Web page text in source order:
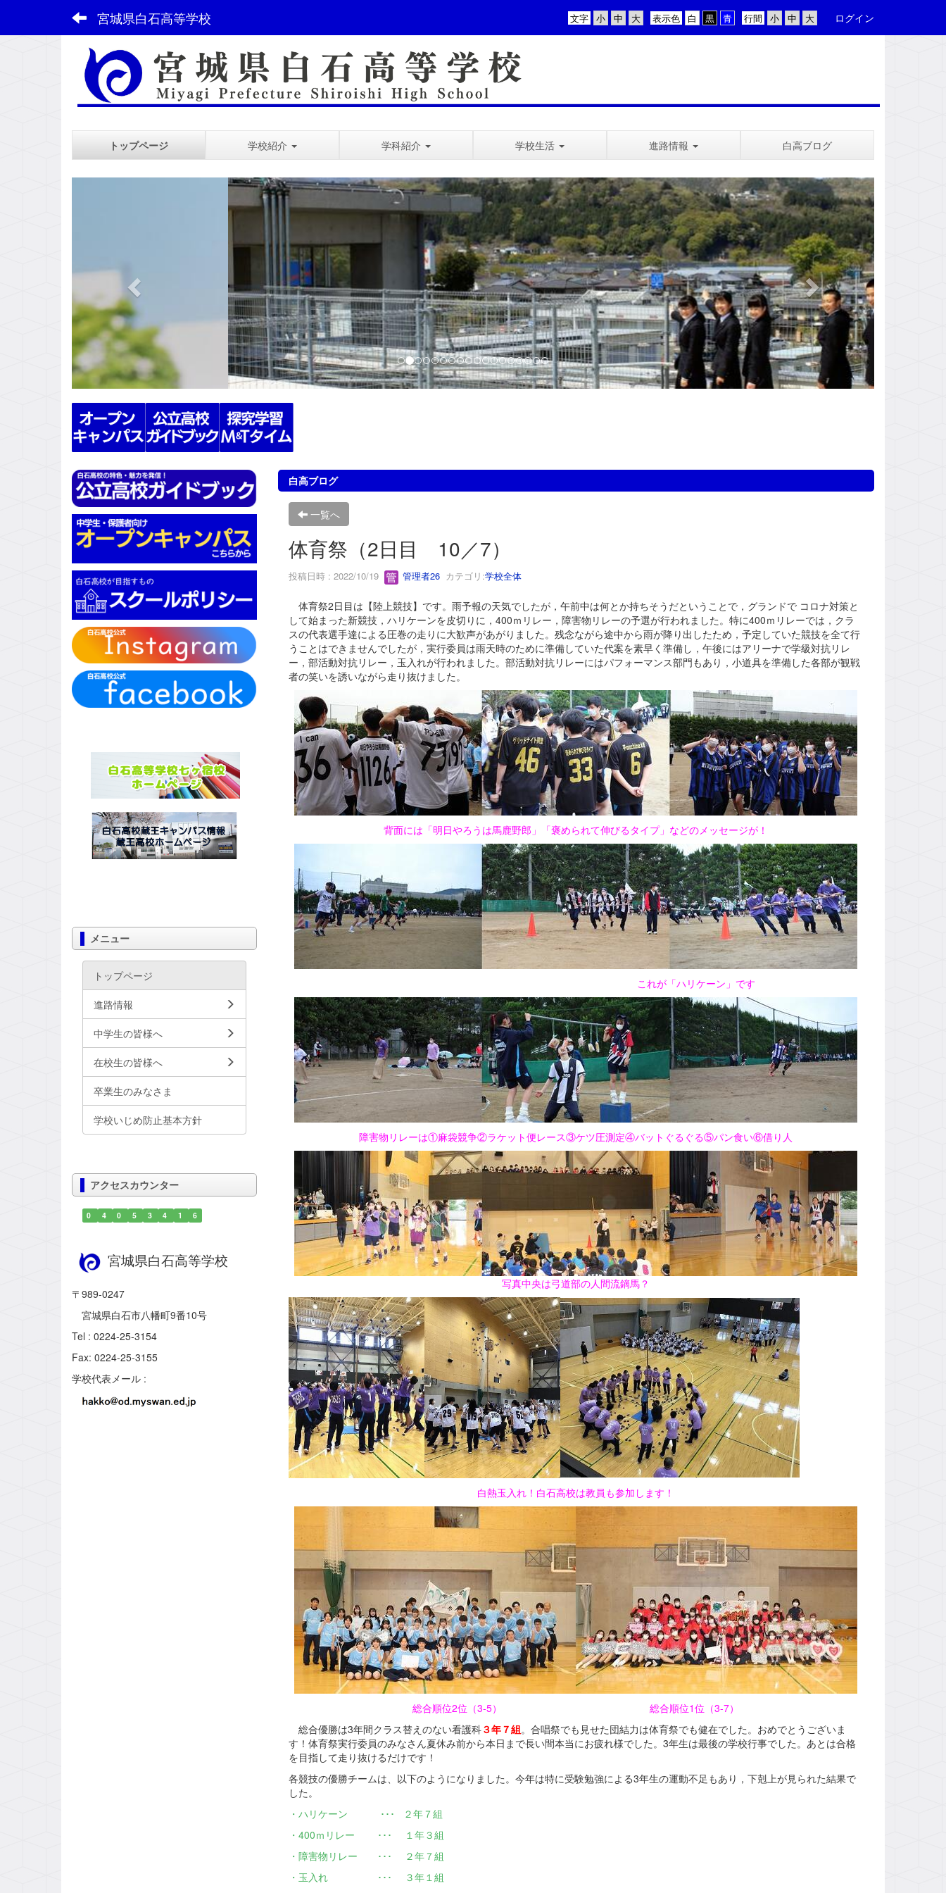
宮城県白石高等学校 行間
表示色
文字 ログイン
トップページ 学校紹介 学科紹介 学校生活 進路情報 白高ブログ
スペース
o
u
s
n
e
x
t
白高ブログ
一覧へ
体育祭（2日目 10／7）
投稿日時 : 2022/10/19 管理者26カテゴリ:学校全体
体育祭2日目は【陸上競技】です。雨予報の天気でしたが，午前中は何とか持ちそうだということで，グランドで コロナ対策と
して始まった新競技，ハリケーンを皮切りに，400ｍリレー，障害物リレーの予選が行われました。特に400ｍリレーでは，クラ
スの代表選手達による圧巻の走りに大歓声があがりました。残念ながら途中から雨が降り出したため，予定していた競技を全て行
うことはできませんでしたが，実行委員は雨天時のために準備していた代案を素早く準備し，午後にはアリーナで学級対抗リレ
ー，部活動対抗リレー，玉入れが行われました。部活動対抗リレーにはパフォーマンス部門もあり，小道具を準備した各部が観戦
者の笑いを誘いながら走り抜けました。
背面には「明日やろうは馬鹿野郎」「褒められて伸びるタイプ」などのメッセージが！
これが「ハリケーン」です
障害物リレーは①麻袋競争②ラケット便レース③ケツ圧測定④バットぐるぐる⑤パン食い⑥借り人
写真中央は弓道部の人間流鏑馬？
白熱玉入れ！白石高校は教員も参加します！
総合順位2位（3-5） 総合順位1位（3-7）
総合優勝は3年間クラス替えのない看護科３年７組。合唱祭でも見せた団結力は体育祭でも健在でした。おめでとうございま
す！体育祭実行委員のみなさん夏休み前から本日まで長い間本当にお疲れ様でした。3年生は最後の学校行事でした。あとは合格
を目指して走り抜けるだけです！
各競技の優勝チームは、以下のようになりました。今年は特に受験勉強による3年生の運動不足もあり，下剋上が見られた結果で
した。
・ハリケーン ･･･ ２年７組
・400ｍリレー ･･･ １年３組
・障害物リレー ･･･ ２年７組
・玉入れ ･･･ ３年１組
メニュー
トップページ
進路情報
中学生の皆様へ
在校生の皆様へ
卒業生のみなさま
学校いじめ防止基本方針
アクセスカウンター
0 4 0 5 3 4 1 6
宮城県白石高等学校
〒989-0247
宮城県白石市八幡町9番10号
Tel : 0224-25-3154
Fax: 0224-25-3155
学校代表メール :